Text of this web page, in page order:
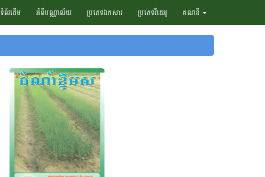
ទំព័រដើម អំពីបណ្ណាល័យ ប្រភេទឯកសារ ប្រភេទវីដេអូ គណនី